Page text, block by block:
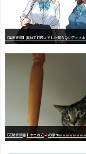
【高市悲報】実はエロ同人でしか知らないアニメキ
【石破悲報 】ヤニねこ の原作ｗｗｗｗｗｗｗ